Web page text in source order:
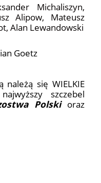
Michaliszyn,
Alipow, Mateusz
Alan Lewandowski
Goetz
należą się WIELKIE
szczebel
Polskioraz